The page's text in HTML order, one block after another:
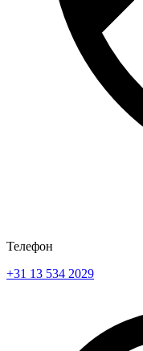
Телефон
+31 13 534 2029